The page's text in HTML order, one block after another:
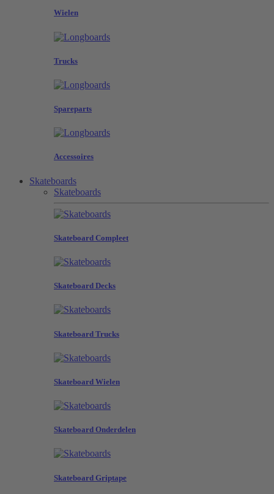
Wielen
Trucks
Spareparts
Accessoires
Skateboards
Skateboards
Skateboard Compleet
Skateboard Decks
Skateboard Trucks
Skateboard Wielen
Skateboard Onderdelen
Skateboard Griptape